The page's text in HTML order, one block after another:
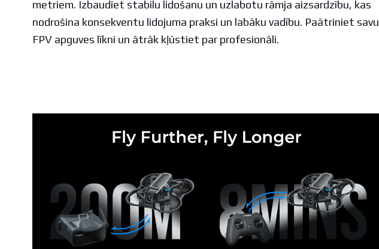
metriem. Izbaudiet stabilu lidošanu un uzlabotu rāmja aizsardzību, kas
nodrošina konsekventu lidojuma praksi un labāku vadību. Paātriniet savu
FPV apguves līkni un ātrāk kļūstiet par profesionāli.